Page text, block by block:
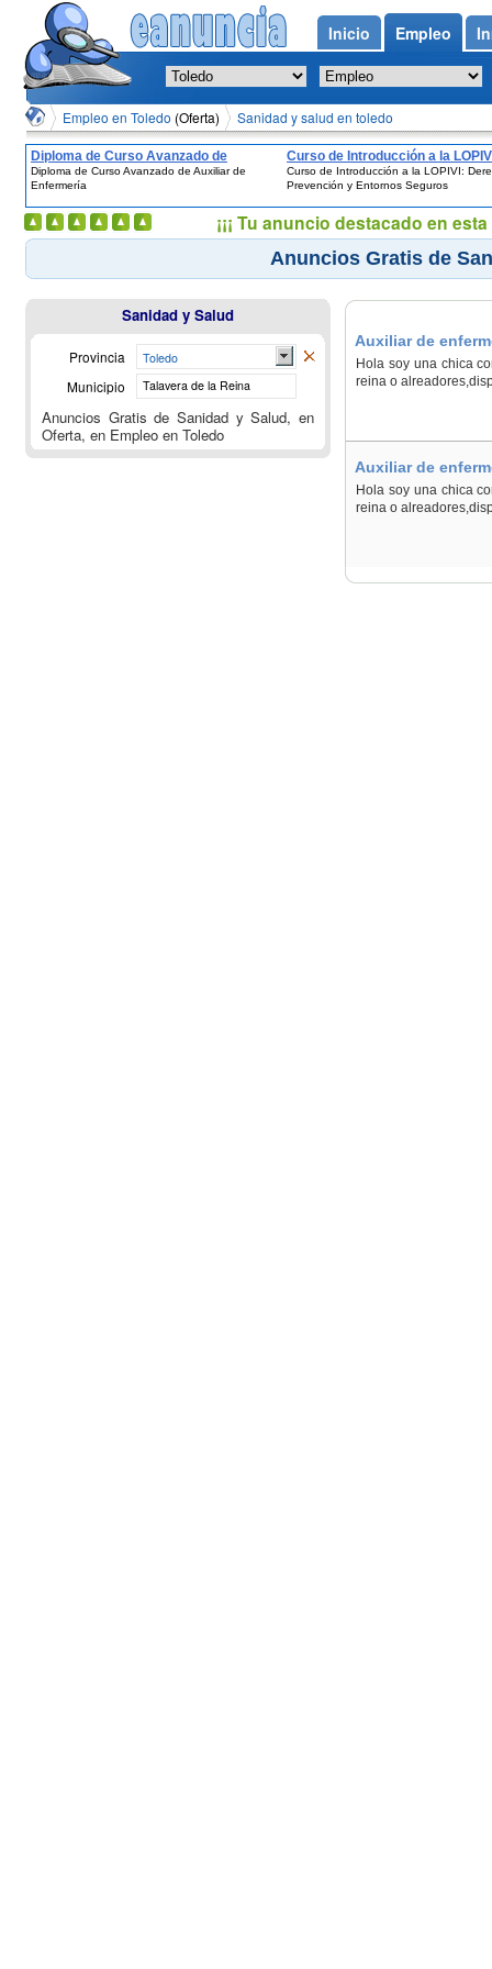
Empleo en Toledo (Oferta) Sanidad y salud en toledo
Diploma de Curso Avanzado de
Auxiliar de Enfermería
Diploma de Curso Avanzado de Auxiliar de
Enfermería
Curso de Introducción a la
Derechos, Prevención y
Seguros
Curso de Introducción a la LOPIVI:
Prevención y Entornos Seguros
Anuncios Gratis de
Auxiliar de
Hola soy una chica
reina o
Auxiliar de
Hola soy una chica
reina o
Sanidad y Salud
Provincia Toledo
Municipio Talavera de la Reina
Anuncios Gratis de Sanidad y Salud, en
Oferta, en Empleo en Toledo
Inicio Empleo
¡¡¡ Tu anuncio destacado en